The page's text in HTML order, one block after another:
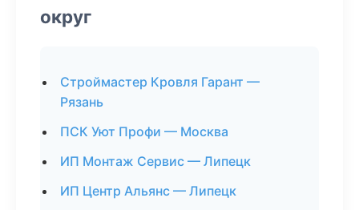
округ
Строймастер Кровля Гарант —
Рязань
ПСК Уют Профи — Москва
ИП Монтаж Сервис — Липецк
ИП Центр Альянс — Липецк